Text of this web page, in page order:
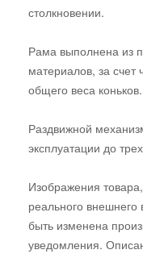
столкновении.
Рама выполнена из
материалов, за счет
общего веса коньков.
Раздвижной
эксплуатации до
Изображения
реального
быть изменена
уведомления.